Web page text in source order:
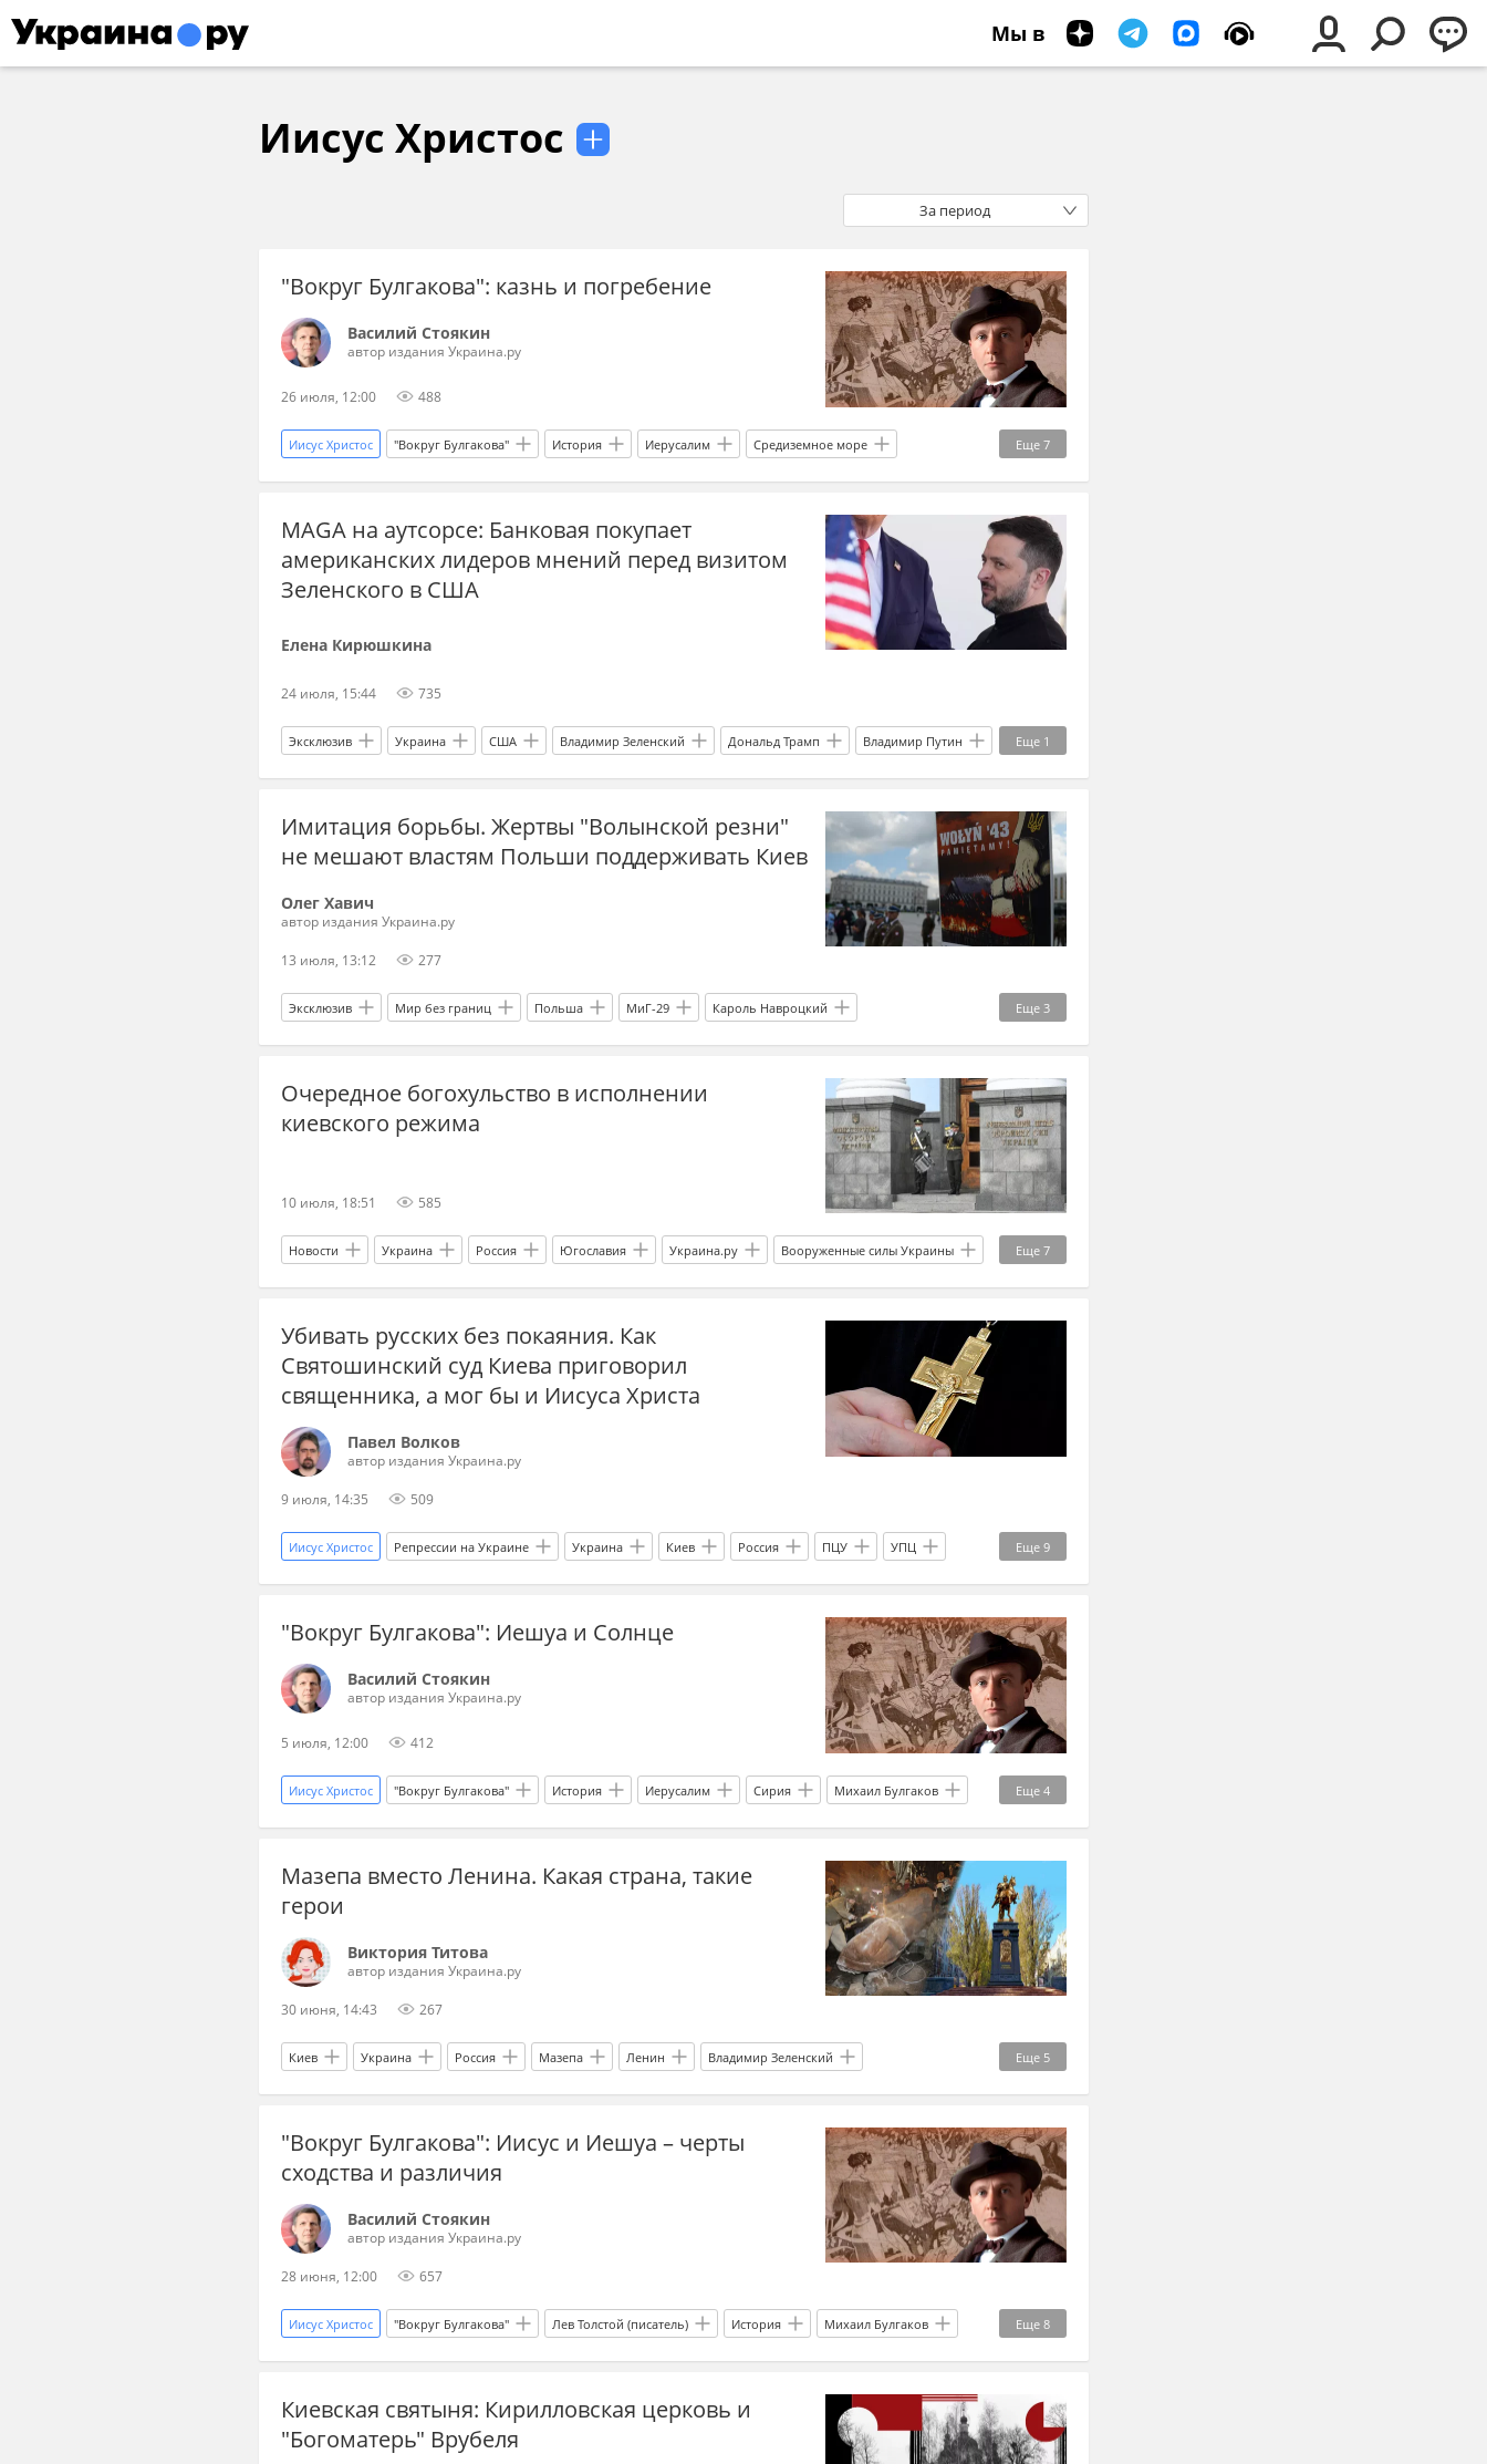
Мы в
Иисус Христос
За период
"Вокруг Булгакова": казнь и погребение
Василий Стоякин
автор издания Украина.ру
26 июля, 12:00 488
Еще 7
Иисус Христос "Вокруг Булгакова" История Иерусалим Средиземное море
Михаил Булгаков Мастер и Маргарита роман писатель Православие
христианство Библия
MAGA на аутсорсе: Банковая покупает
американских лидеров мнений перед визитом
Зеленского в США
Елена Кирюшкина
24 июля, 15:44 735
Еще 1
Эксклюзив Украина США Владимир Зеленский Дональд Трамп Владимир Путин
Республиканская партия
Имитация борьбы. Жертвы "Волынской резни"
не мешают властям Польши поддерживать Киев
Олег Хавич
автор издания Украина.ру
13 июля, 13:12 277
Еще 3
Эксклюзив Мир без границ Польша МиГ-29 Кароль Навроцкий
Владимир Зеленский Степан Бандера Украина
Очередное богохульство в исполнении
киевского режима
10 июля, 18:51 585
Еще 7
Новости Украина Россия Югославия Украина.ру Вооруженные силы Украины
христианство Минобороны Украины геноцид Русофобия украинский неонацизм
неонацисты Вторая мировая война
Убивать русских без покаяния. Как
Святошинский суд Киева приговорил
священника, а мог бы и Иисуса Христа
Павел Волков
автор издания Украина.ру
9 июля, 14:35 509
Еще 9
Иисус Христос Репрессии на Украине Украина Киев Россия ПЦУ УПЦ
СБУ репрессии Библия СВО война Религия Майдан Эксклюзив
Украина.ру
"Вокруг Булгакова": Иешуа и Солнце
Василий Стоякин
автор издания Украина.ру
5 июля, 12:00 412
Еще 4
Иисус Христос "Вокруг Булгакова" История Иерусалим Сирия Михаил Булгаков
Мастер и Маргарита роман писатель русская литература
Мазепа вместо Ленина. Какая страна, такие
герои
Виктория Титова
автор издания Украина.ру
30 июня, 14:43 267
Еще 5
Киев Украина Россия Мазепа Ленин Владимир Зеленский
Верховная Рада Офис президента соцсети Эксклюзив Украина.ру
"Вокруг Булгакова": Иисус и Иешуа – черты
сходства и различия
Василий Стоякин
автор издания Украина.ру
28 июня, 12:00 657
Еще 8
Иисус Христос "Вокруг Булгакова" Лев Толстой (писатель) История Михаил Булгаков
Мастер и Маргарита роман писатель русская литература Библия христианство
апостолы Украина.ру
Киевская святыня: Кирилловская церковь и
"Богоматерь" Врубеля